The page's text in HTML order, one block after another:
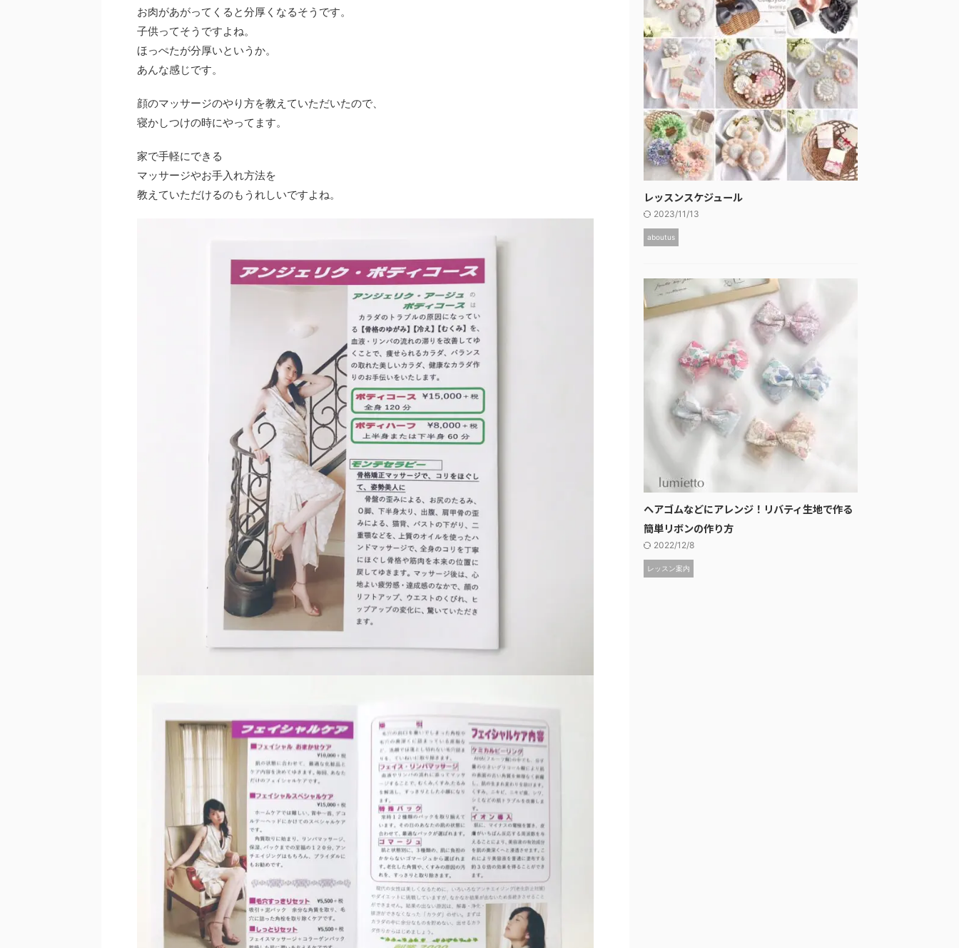
お肉があがってくると分厚くなるそうです。
子供ってそうですよね。
ほっぺたが分厚いというか。
あんな感じです。
顔のマッサージのやり方を教えていただいたので、
寝かしつけの時にやってます。
家で手軽にできる
マッサージやお手入れ方法を
教えていただけるのもうれしいですよね。
レッスンスケジュール
2023/11/13
aboutus
ヘアゴムなどにアレンジ！リバティ生地で作る
簡単リボンの作り方
2022/12/8
レッスン案内